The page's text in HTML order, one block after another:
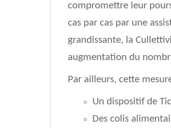
compromettre leur
cas par cas par une
grandissante, la
augmentation du
Par ailleurs, cette
Un dispositif de
Des colis